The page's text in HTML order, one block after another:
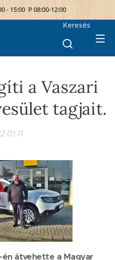
- 15:00 P 08:00-12:00
Keresés
a Vaszari
tagjait.
én átvehette a Magyar